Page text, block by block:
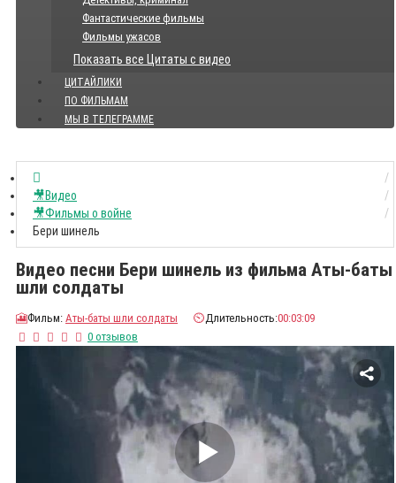
Фантастические фильмы
Фильмы ужасов
Показать все Цитаты с видео
ЦИТАЙЛИКИ
ПО ФИЛЬМАМ
МЫ В ТЕЛЕГРАММЕ
🎥Видео
🎥Фильмы о войне
Бери шинель
Видео песни Бери шинель из фильма Аты-баты
шли солдаты
🎦Фильм: Аты-баты шли солдаты ⏲️Длительность:00:03:09
0 отзывов